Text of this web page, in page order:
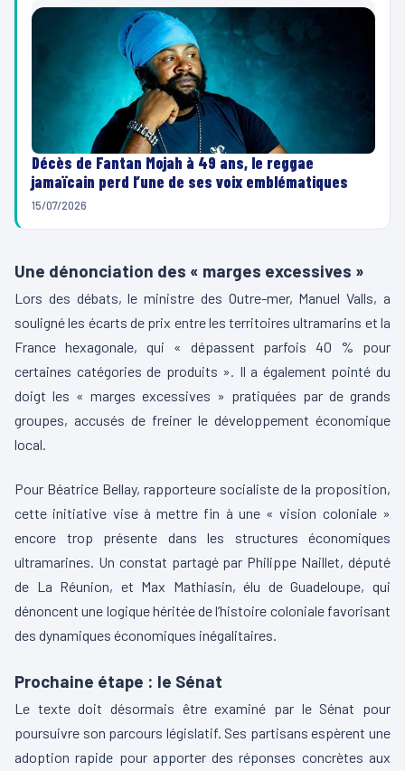
Décès de Fantan Mojah à 49 ans, le reggae
jamaïcain perd l’une de ses voix emblématiques
15/07/2026
Une dénonciation des « marges excessives »
Lors des débats, le ministre des Outre-mer, Manuel Valls, a
souligné les écarts de prix entre les territoires ultramarins et la
France hexagonale, qui « dépassent parfois 40 % pour
certaines catégories de produits ». Il a également pointé du
doigt les « marges excessives » pratiquées par de grands
groupes, accusés de freiner le développement économique
local.
Pour Béatrice Bellay, rapporteure socialiste de la proposition,
cette initiative vise à mettre fin à une « vision coloniale »
encore trop présente dans les structures économiques
ultramarines. Un constat partagé par Philippe Naillet, député
de La Réunion, et Max Mathiasin, élu de Guadeloupe, qui
dénoncent une logique héritée de l’histoire coloniale favorisant
des dynamiques économiques inégalitaires.
Prochaine étape : le Sénat
Le texte doit désormais être examiné par le Sénat pour
poursuivre son parcours législatif. Ses partisans espèrent une
adoption rapide pour apporter des réponses concrètes aux